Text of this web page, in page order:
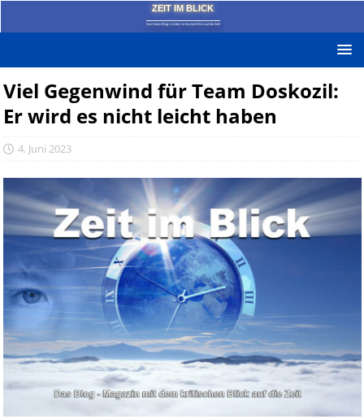
ZEIT IM BLICK
Das News-Blog mit dem kritischen Blick auf die Zeit!
Viel Gegenwind für Team Doskozil:
Er wird es nicht leicht haben
4. Juni 2023